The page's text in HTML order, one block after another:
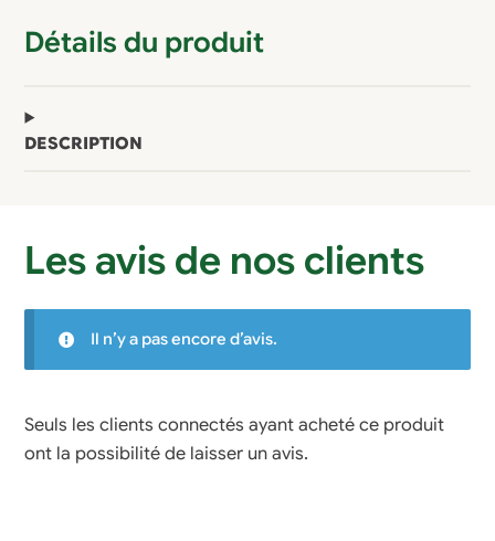
Détails du produit
DESCRIPTION
Les avis de nos clients
Il n’y a pas encore d’avis.
Seuls les clients connectés ayant acheté ce produit
ont la possibilité de laisser un avis.